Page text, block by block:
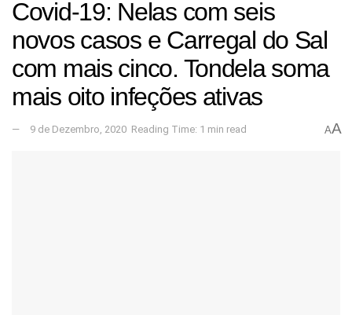
Covid-19: Nelas com seis
novos casos e Carregal do Sal
com mais cinco. Tondela soma
mais oito infeções ativas
9 de Dezembro, 2020 Reading Time: 1 min read AA